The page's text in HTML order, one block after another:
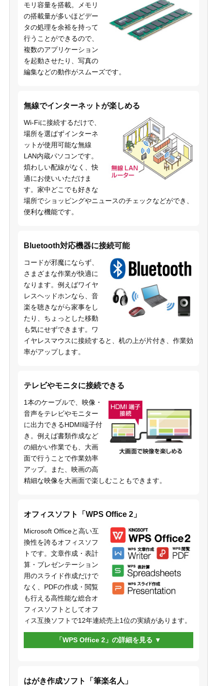
モリ容量を搭載。メモリ
の搭載量が多いほどデー
タの処理を余裕を持って
行うことができるので、
複数のアプリケーション
を起動させたり、写真の
編集などの動作がスムーズです。
無線でインターネットが楽しめる
Wi-Fiに接続するだけで、
場所を選ばずインターネ
ットが使用可能な無線
LAN内蔵パソコンです。
煩わしい配線がなく、快
適にお使いいただけま
す。家中どこでも好きな
場所でショッピングやニュースのチェックなどができ、
便利な機能です。
Bluetooth対応機器に接続可能
コードが邪魔にならず、
さまざまな作業が快適に
なります。例えばワイヤ
レスヘッドホンなら、音
楽を聴きながら家事をし
たり、ちょっとした移動
も気にせずできます。ワ
イヤレスマウスに接続すると、机の上が片付き、作業効
率がアップします。
テレビやモニタに接続できる
1本のケーブルで、映像・
音声をテレビやモニター
に出力できるHDMI端子付
き。例えば書類作成など
の細かい作業でも、大画
面で行うことで作業効率
アップ。また、映画の高
精細な映像を大画面で楽しむこともできます。
オフィスソフト「WPS Office 2」
Microsoft Officeと高い互
換性を誇るオフィスソフ
トです。文章作成・表計
算・プレゼンテーション
用のスライド作成だけで
なく、PDFの作成・閲覧
も行える高性能な総合オ
フィスソフトとしてオフ
ィス互換ソフトで12年連続売上1位の実績があります。
「WPS Office 2」の詳細を見る
はがき作成ソフト「筆楽名人」